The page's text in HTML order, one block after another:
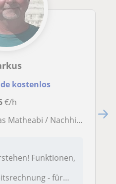
kostenlos
€/h
Schüler in Kerpen und Umgebung oder online
Funktionen,
- für